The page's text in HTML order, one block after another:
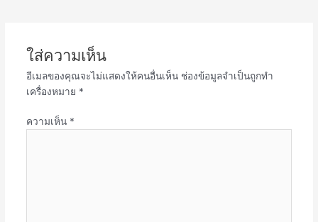
ใส่ความเห็น
อีเมลของคุณจะไม่แสดงให้คนอื่นเห็น ช่องข้อมูลจำเป็นถูกทำ
เครื่องหมาย *
ความเห็น *